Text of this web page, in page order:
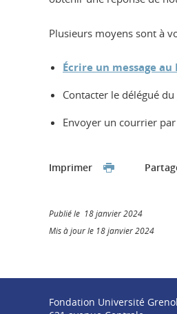
Plusieurs moyens sont à
Écrire un message
Contacter le délégué du
Envoyer un courrier
Imprimer
Publié le 18 janvier 2024
Mis à jour le 18 janvier 2024
Fondation Université